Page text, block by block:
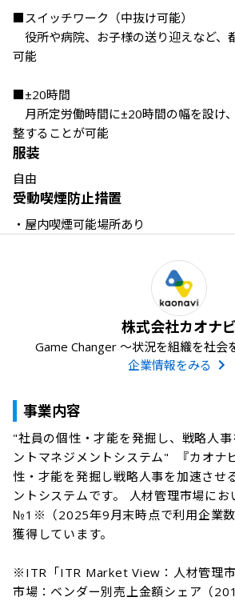
■スイッチワーク（中抜け可能）
役所や病院、お子様の送り迎えなど、
可能
■±20時間
月所定労働時間に±20時間の幅を設け
整することが可能
服装
自由
受動喫煙防止措置
・屋内喫煙可能場所あり
株式会社カオナビ
Game Changer ～状況を組織を社会
企業情報をみる
事業内容
"社員の個性・才能を発掘し、戦略人
ントマネジメントシステム"  『カオナ
性・才能を発掘し戦略人事を加速させ
ントシステムです。 人材管理市場に
№1※（2025年9月末時点で利用企業
獲得しています。
※ITR「ITR Market View：人材管理
市場：ベンダー別売上金額シェア（